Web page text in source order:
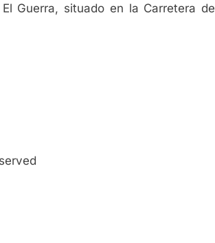
Guerra, situado en la Carretera de